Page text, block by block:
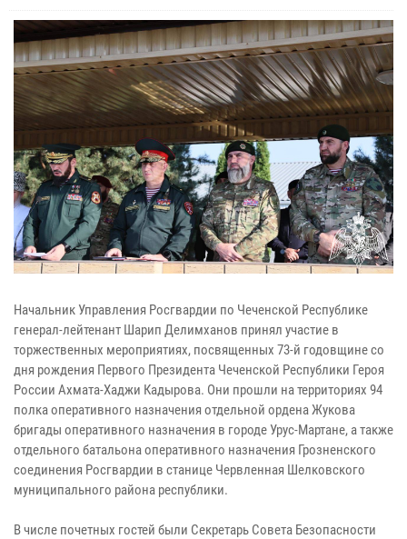
Начальник Управления Росгвардии по Чеченской Республике
генерал-лейтенант Шарип Делимханов принял участие в
торжественных мероприятиях, посвященных 73-й годовщине со
дня рождения Первого Президента Чеченской Республики Героя
России Ахмата-Хаджи Кадырова. Они прошли на территориях 94
полка оперативного назначения отдельной ордена Жукова
бригады оперативного назначения в городе Урус-Мартане, а также
отдельного батальона оперативного назначения Грозненского
соединения Росгвардии в станице Червленная Шелковского
муниципального района республики.
В числе почетных гостей были Секретарь Совета Безопасности